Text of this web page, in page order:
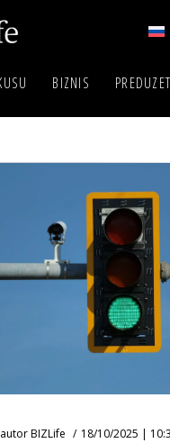
BIZNIS
autorBIZLife 18/10/2025 |